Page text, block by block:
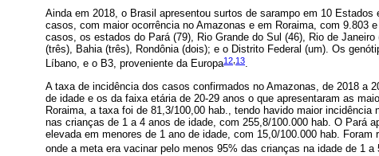
Ainda em 2018, o Brasil apresentou surtos de sarampo em 10
casos, com maior ocorrência no Amazonas e em Roraima, com 9.803
casos, os estados do Pará (79), Rio Grande do Sul (46), Rio de
(três), Bahia (três), Rondônia (dois); e o Distrito Federal (um). Os
Líbano, e o B3, proveniente da Europa12,13.
A taxa de incidência dos casos confirmados no Amazonas, de 2018 a
de idade e os da faixa etária de 20-29 anos o que apresentaram as
Roraima, a taxa foi de 81,3/100,00 hab., tendo havido maior
nas crianças de 1 a 4 anos de idade, com 255,8/100.000 hab. O Pará
elevada em menores de 1 ano de idade, com 15,0/100.000 hab.
onde a meta era vacinar pelo menos 95% das crianças na idade de 1 a